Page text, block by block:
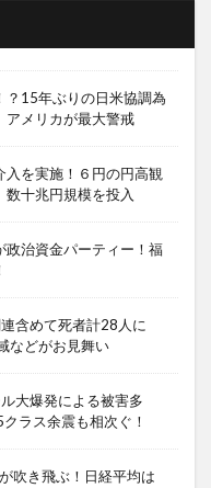
？15年ぶりの日米協調為
アメリカが最大警戒
入を実施！６円の円高観
十兆円規模を投入
政治資金パーティー！福
含めて死者計28人に
などがお見舞い
大爆発による被害多
ラス余震も相次ぐ！
吹き飛ぶ！日経平均は